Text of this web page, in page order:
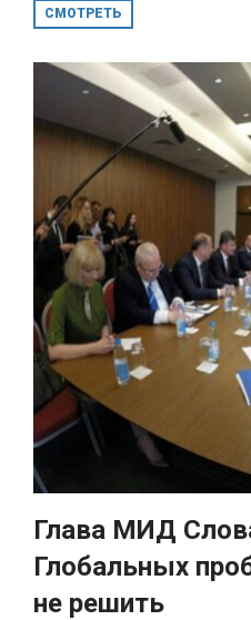
СМОТРЕТЬ
Глава МИД
Глобальных
не решить